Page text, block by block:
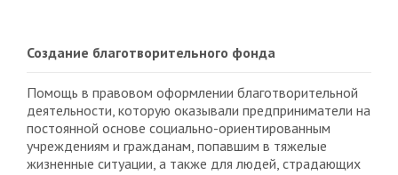
Создание благотворительного фонда
Помощь в правовом оформлении благотворительной
деятельности, которую оказывали предприниматели на
постоянной основе социально-ориентированным
учреждениям и гражданам, попавшим в тяжелые
жизненные ситуации, а также для людей, страдающих